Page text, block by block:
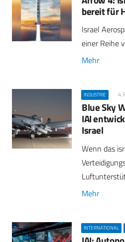
bereit für
Israel
einer Reihe
Mehr
INDUSTRIE 4.
Blue Sky
IAI
Israel
Wenn das
Mehr
INTERNATIONAL